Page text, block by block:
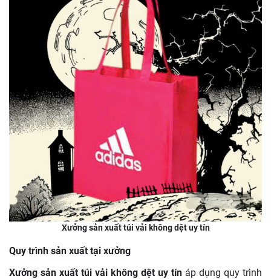
Xưởng sản xuất túi vải không dệt uy tín
Quy trình sản xuất tại xưởng
Xưởng sản xuất túi vải không dệt uy tín áp dụng quy trình